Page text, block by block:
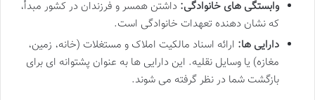
وابستگی های خانوادگی: داشتن همسر و فرزندان در کشور مبدأ،
که نشان دهنده تعهدات خانوادگی است.
دارایی ها: ارائه اسناد مالکیت املاک و مستغلات (خانه، زمین،
مغازه) یا وسایل نقلیه. این دارایی ها به عنوان پشتوانه ای برای
بازگشت شما در نظر گرفته می شوند.